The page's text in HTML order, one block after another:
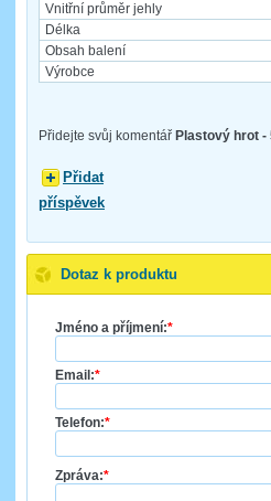
Vnitřní průměr jehly
Délka
Obsah balení
Výrobce
Přidejte svůj komentář Plastový hrot -
Přidat
příspěvek
Dotaz k produktu
Jméno a příjmení:*
Email:*
Telefon:*
Zpráva:*